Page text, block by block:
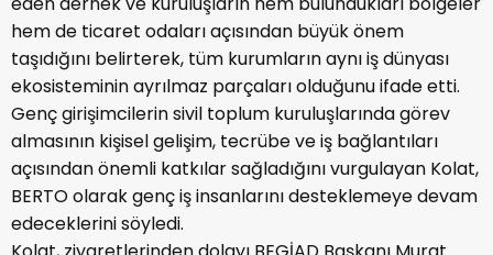
hem de ticaret odaları açısından büyük önem
taşıdığını belirterek, tüm kurumların aynı iş dünyası
ekosisteminin ayrılmaz parçaları olduğunu ifade etti.
Genç girişimcilerin sivil toplum kuruluşlarında görev
almasının kişisel gelişim, tecrübe ve iş bağlantıları
açısından önemli katkılar sağladığını vurgulayan Kolat,
BERTO olarak genç iş insanlarını desteklemeye devam
edeceklerini söyledi.